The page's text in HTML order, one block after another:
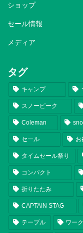
ショップ
セール情報
メディア
タグ
キャンプ
スノーピーク
Coleman
セール お
タイムセール祭り
コンパクト
折りたたみ
CAPTAIN STAG
テーブル ワー